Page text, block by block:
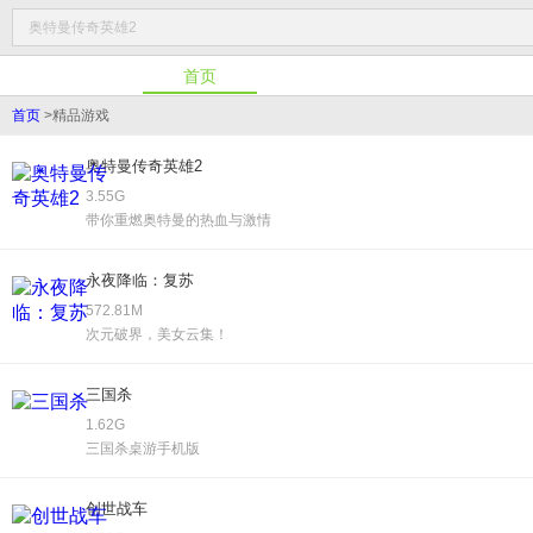
首页
首页 >精品游戏
奥特曼传奇英雄2
3.55G
带你重燃奥特曼的热血与激情
永夜降临：复苏
572.81M
次元破界，美女云集！
三国杀
1.62G
三国杀桌游手机版
创世战车